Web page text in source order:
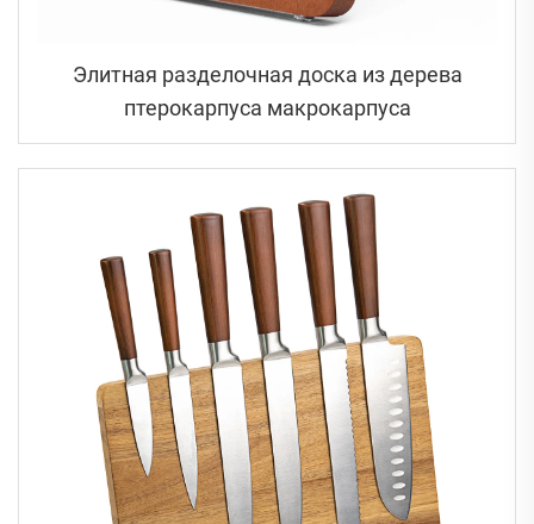
Элитная разделочная доска из дерева
птерокарпуса макрокарпуса